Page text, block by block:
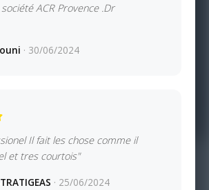
ACR Provence .Dr
· 30/06/2024
Il fait les chose comme il
et tres courtois"
· 25/06/2024